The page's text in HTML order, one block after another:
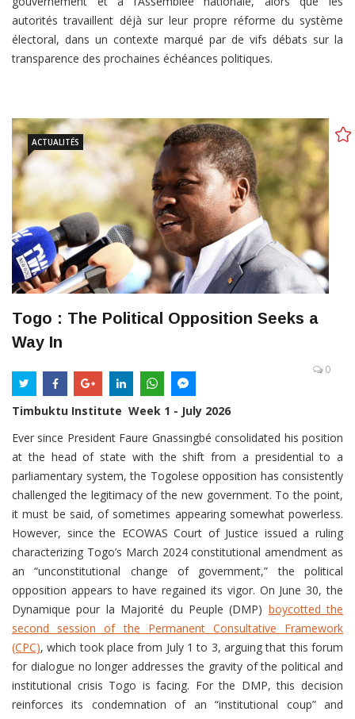
autorités travaillent déjà sur leur propre réforme du système
électoral, dans un contexte marqué par de vifs débats sur la
transparence des prochaines échéances politiques.
ACTUALITÉS
Togo : The Political Opposition Seeks a
Way In
0
Timbuktu Institute Week 1 - July 2026
Ever since President Faure Gnassingbé consolidated his position
at the head of state with the shift from a presidential to a
parliamentary system, the Togolese opposition has consistently
challenged the legitimacy of the new government. To the point,
it must be said, of sometimes appearing somewhat powerless.
However, since the ECOWAS Court of Justice issued a ruling
characterizing Togo’s March 2024 constitutional amendment as
an “unconstitutional change of government,” the political
opposition appears to have regained its vigor. On June 30, the
Dynamique pour la Majorité du Peuple (DMP) boycotted the
second session of the Permanent Consultative Framework
(CPC), which took place from July 1 to 3, arguing that this forum
for dialogue no longer addresses the gravity of the political and
institutional crisis Togo is facing. For the DMP, this decision
reinforces its condemnation of an “institutional coup” and